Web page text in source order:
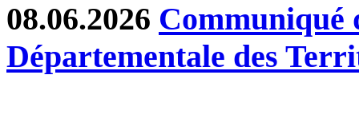
08.06.2026 Communiqué
Départementale des